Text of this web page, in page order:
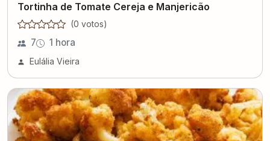
Tortinha de Tomate Cereja e Manjericão
(0 votos)
7 1 hora
Eulália Vieira